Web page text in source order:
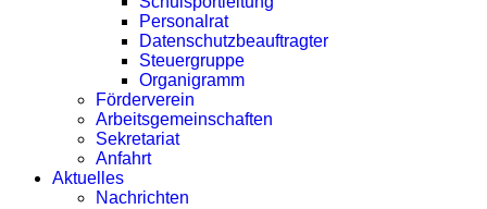
Personalrat
Datenschutzbeauftragter
Steuergruppe
Organigramm
Förderverein
Arbeitsgemeinschaften
Sekretariat
Anfahrt
Aktuelles
Nachrichten